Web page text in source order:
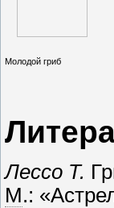
Молодой гриб
Лессо Т.
М.: